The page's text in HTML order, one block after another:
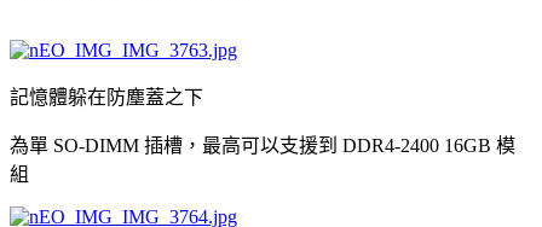
記憶體躲在防塵蓋之下
為單 SO-DIMM 插槽，最高可以支援到 DDR4-2400 16GB 模
組